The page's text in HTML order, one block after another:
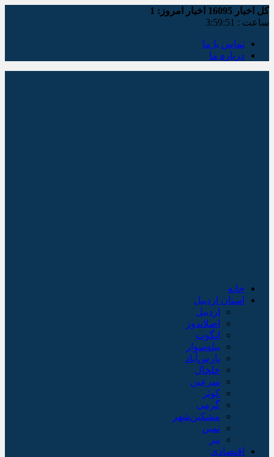
کل اخبار اخبار امروز: 1
ساعت : 3:59:51
تماس با ما
درباره ما
خانه
استان اردبیل
اردبیل
اصلاندوز
انگوت
بیله‌سوار
پارس‌آباد
خلخال
سرعین
کوثر
گرمی
مشکین‌شهر
نمین
نیر
اقتصادی